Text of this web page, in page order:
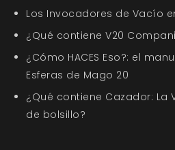
Los Invocadores de Vacío
¿Qué contiene V20
¿Cómo HACES Eso?: el
Esferas de Mago 20
¿Qué contiene Cazador: La
de bolsillo?